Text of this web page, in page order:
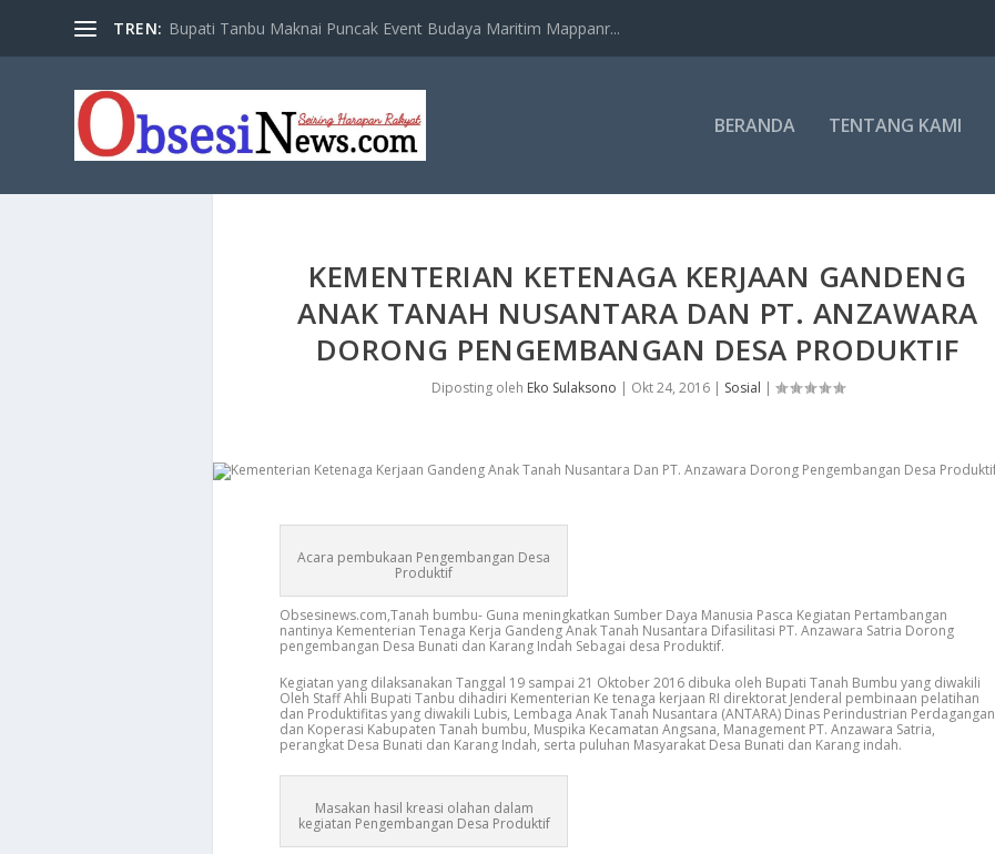
TREN: Bupati Tanbu Maknai Puncak Event Budaya Maritim Mappanr...
BERANDA TENTANG KAMI
KEMENTERIAN KETENAGA KERJAAN GANDENG
ANAK TANAH NUSANTARA DAN PT. ANZAWARA
DORONG PENGEMBANGAN DESA PRODUKTIF
Diposting oleh Eko Sulaksono | Okt 24, 2016| Sosial |
Acara pembukaan Pengembangan Desa
Produktif
Obsesinews.com,Tanah bumbu- Guna meningkatkan Sumber Daya Manusia Pasca Kegiatan Pertambangan
nantinya Kementerian Tenaga Kerja Gandeng Anak Tanah Nusantara Difasilitasi PT. Anzawara Satria Dorong
pengembangan Desa Bunati dan Karang Indah Sebagai desa Produktif.
Kegiatan yang dilaksanakan Tanggal 19 sampai 21 Oktober 2016 dibuka oleh Bupati Tanah Bumbu yang diwakili
Oleh Staff Ahli Bupati Tanbu dihadiri Kementerian Ke tenaga kerjaan RI direktorat Jenderal pembinaan pelatihan
dan Produktifitas yang diwakili Lubis, Lembaga Anak Tanah Nusantara (ANTARA) Dinas Perindustrian Perdagangan
dan Koperasi Kabupaten Tanah bumbu, Muspika Kecamatan Angsana, Management PT. Anzawara Satria,
perangkat Desa Bunati dan Karang Indah, serta puluhan Masyarakat Desa Bunati dan Karang indah.
Masakan hasil kreasi olahan dalam
kegiatan Pengembangan Desa Produktif